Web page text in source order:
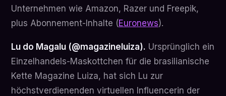
Unternehmen wie Amazon, Razer und Freepik,
plus Abonnement-Inhalte (Euronews).
Lu do Magalu (@magazineluiza). Ursprünglich ein
Einzelhandels-Maskottchen für die brasilianische
Kette Magazine Luiza, hat sich Lu zur
höchstverdienenden virtuellen Influencerin der